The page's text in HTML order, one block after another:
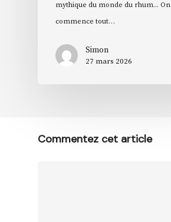
mythique du monde du rhum... On
commence tout…
Simon
27 mars 2026
Commentez cet article